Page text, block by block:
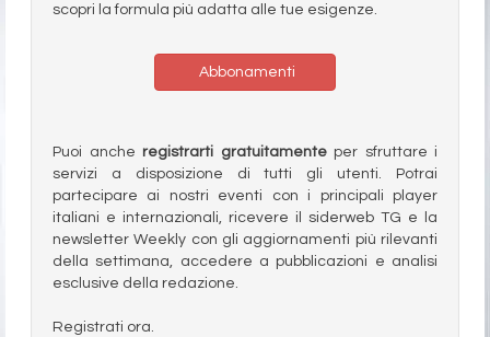
scopri la formula più adatta alle tue esigenze.
Abbonamenti
Puoi anche registrarti gratuitamenteper sfruttare i
servizi a disposizione di tutti gli utenti. Potrai
partecipare ai nostri eventi con i principali player
italiani e internazionali, ricevere il siderweb TG e la
newsletter Weekly con gli aggiornamenti più rilevanti
della settimana, accedere a pubblicazioni e analisi
esclusive della redazione.
Registrati ora.